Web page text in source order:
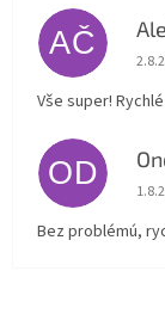
AČ
Vše super!
OD
Bez problémú,